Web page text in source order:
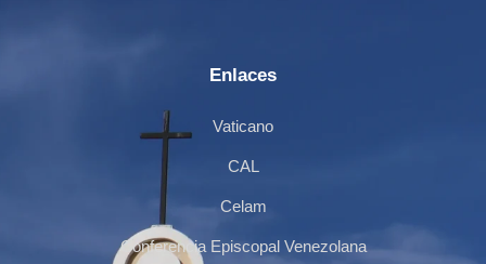
Enlaces
Vaticano
CAL
Celam
Conferencia Episcopal Venezolana